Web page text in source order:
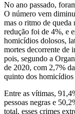
No ano passado,
O número vem
mas o ritmo de queda
redução foi de 4%, e
homicídios dolosos,
mortes decorrente de
pois, segundo a
de 2020, com 2,7%
quinto dos
Entre as vítimas,
pessoas negras e
total, esses crimes